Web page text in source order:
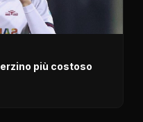
più costoso